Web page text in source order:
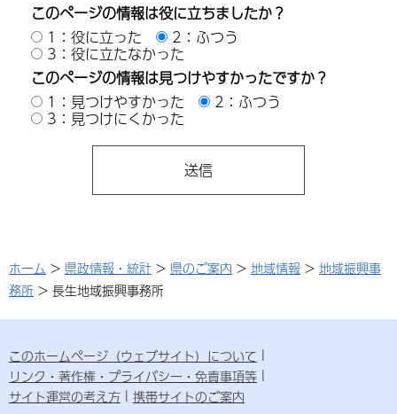
このページの情報は役に立ちましたか？
1：役に立った
2：ふつう
3：役に立たなかった
このページの情報は見つけやすかったですか？
1：見つけやすかった
2：ふつう
3：見つけにくかった
ホーム > 県政情報・統計 > 県のご案内 > 地域情報 > 地域振興事
務所 > 長生地域振興事務所
このホームページ（ウェブサイト）について
リンク・著作権・プライバシー・免責事項等
サイト運営の考え方
携帯サイトのご案内